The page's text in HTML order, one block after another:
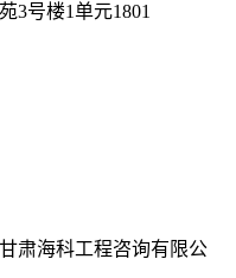
3号楼1单元1801
甘肃海科工程咨询有限公